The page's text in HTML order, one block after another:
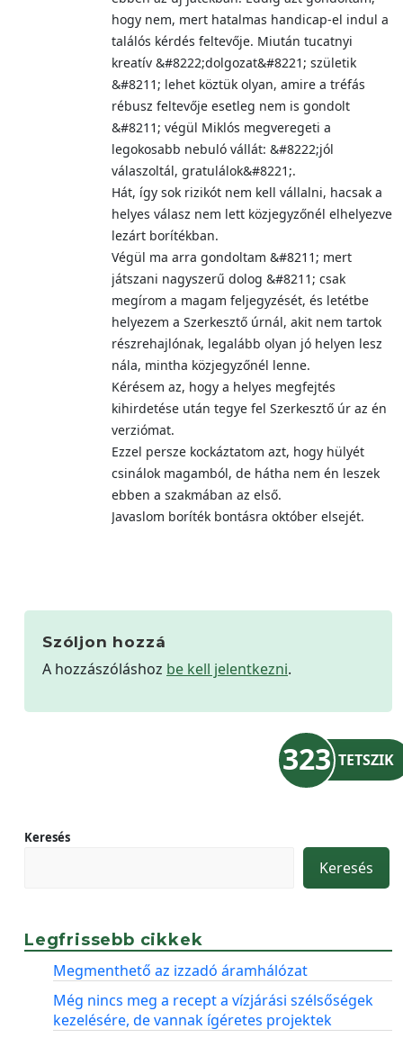
hogy nem, mert hatalmas handicap-el indul a
találós kérdés feltevője. Miután tucatnyi
kreatív &#8222;dolgozat&#8221; születik
&#8211; lehet köztük olyan, amire a tréfás
rébusz feltevője esetleg nem is gondolt
&#8211; végül Miklós megveregeti a
legokosabb nebuló vállát: &#8222;jól
válaszoltál, gratulálok&#8221;.
Hát, így sok rizikót nem kell vállalni, hacsak a
helyes válasz nem lett közjegyzőnél elhelyezve
lezárt borítékban.
Végül ma arra gondoltam &#8211; mert
játszani nagyszerű dolog &#8211; csak
megírom a magam feljegyzését, és letétbe
helyezem a Szerkesztő úrnál, akit nem tartok
részrehajlónak, legalább olyan jó helyen lesz
nála, mintha közjegyzőnél lenne.
Kérésem az, hogy a helyes megfejtés
kihirdetése után tegye fel Szerkesztő úr az én
verziómat.
Ezzel persze kockáztatom azt, hogy hülyét
csinálok magamból, de hátha nem én leszek
ebben a szakmában az első.
Javaslom boríték bontásra október elsejét.
Szóljon hozzá
A hozzászóláshoz be kell jelentkezni.
323 TETSZIK
Keresés
Keresés
Legfrissebb cikkek
Megmenthető az izzadó áramhálózat
Még nincs meg a recept a vízjárási szélsőségek
kezelésére, de vannak ígéretes projektek